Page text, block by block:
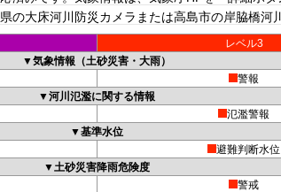
大床河川防災カメラまたは高島市の岸脇橋
レベル3
▼気象情報（土砂災害・大雨）
警報
▼河川氾濫に関する情報
氾濫警報
▼基準水位
避難判断水位
▼土砂災害降雨危険度
警戒